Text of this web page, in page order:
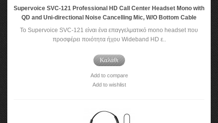
Supervoice SVC-121 Professional HD Call Center Headset Mono with
QD and Uni-directional Noise Cancelling Mic, W/O Bottom Cable
Το Supervoice SVC-121 είναι ένα επαγγελματικό mono headset που
προσφέρει ποιότητα ήχου Wideband HD ε..
Καλάθι
Add to compare
Add to wishlist